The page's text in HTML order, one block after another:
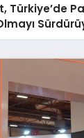
Türkiye’de